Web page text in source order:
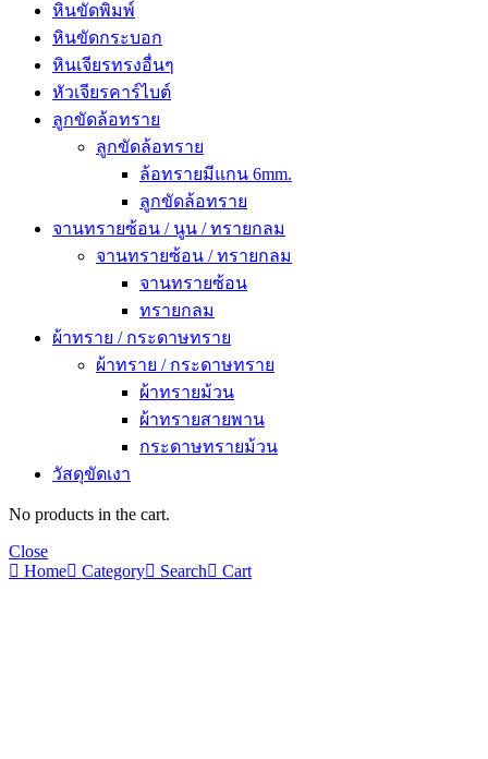
หินขัดพิมพ์
หินขัดกระบอก
หินเจียรทรงอื่นๆ
หัวเจียรคาร์ไบต์
ลูกขัดล้อทราย
ลูกขัดล้อทราย
ล้อทรายมีแกน 6mm.
ลูกขัดล้อทราย
จานทรายซ้อน / นูน / ทรายกลม
จานทรายซ้อน / ทรายกลม
จานทรายซ้อน
ทรายกลม
ผ้าทราย / กระดาษทราย
ผ้าทราย / กระดาษทราย
ผ้าทรายม้วน
ผ้าทรายสายพาน
กระดาษทรายม้วน
วัสดุขัดเงา
No products in the cart.
Close
Home
Category Search Cart